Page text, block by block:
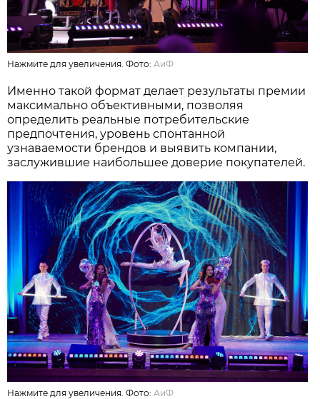
Нажмите для увеличения. Фото: АиФ
Именно такой формат делает результаты премии
максимально объективными, позволяя
определить реальные потребительские
предпочтения, уровень спонтанной
узнаваемости брендов и выявить компании,
заслужившие наибольшее доверие покупателей.
Нажмите для увеличения. Фото: АиФ